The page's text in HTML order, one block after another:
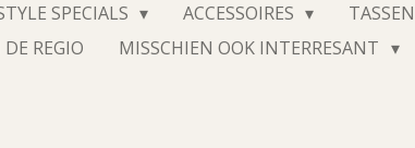
SPECIALS ACCESSOIRES
REGIO MISSCHIEN OOK INTERRESANT